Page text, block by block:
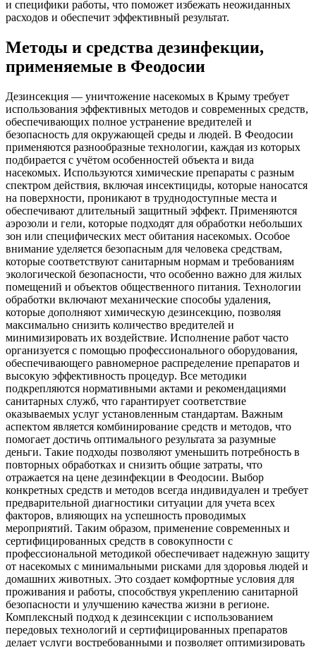
и специфики работы, что поможет избежать неожиданных
расходов и обеспечит эффективный результат.
Методы и средства дезинфекции,
применяемые в Феодосии
Дезинсекция — уничтожение насекомых в Крыму требует
использования эффективных методов и современных средств,
обеспечивающих полное устранение вредителей и
безопасность для окружающей среды и людей. В Феодосии
применяются разнообразные технологии, каждая из которых
подбирается с учётом особенностей объекта и вида
насекомых. Используются химические препараты с разным
спектром действия, включая инсектициды, которые наносатся
на поверхности, проникают в труднодоступные места и
обеспечивают длительный защитный эффект. Применяются
аэрозоли и гели, которые подходят для обработки небольших
зон или специфических мест обитания насекомых. Особое
внимание уделяется безопасным для человека средствам,
которые соответствуют санитарным нормам и требованиям
экологической безопасности, что особенно важно для жилых
помещений и объектов общественного питания. Технологии
обработки включают механические способы удаления,
которые дополняют химическую дезинсекцию, позволяя
максимально снизить количество вредителей и
минимизировать их воздействие. Исполнение работ часто
организуется с помощью профессионального оборудования,
обеспечивающего равномерное распределение препаратов и
высокую эффективность процедур. Все методики
подкрепляются нормативными актами и рекомендациями
санитарных служб, что гарантирует соответствие
оказываемых услуг установленным стандартам. Важным
аспектом является комбинирование средств и методов, что
помогает достичь оптимального результата за разумные
деньги. Такие подходы позволяют уменьшить потребность в
повторных обработках и снизить общие затраты, что
отражается на цене дезинфекции в Феодосии. Выбор
конкретных средств и методов всегда индивидуален и требует
предварительной диагностики ситуации для учета всех
факторов, влияющих на успешность проводимых
мероприятий. Таким образом, применение современных и
сертифицированных средств в совокупности с
профессиональной методикой обеспечивает надежную защиту
от насекомых с минимальными рисками для здоровья людей и
домашних животных. Это создает комфортные условия для
проживания и работы, способствуя укреплению санитарной
безопасности и улучшению качества жизни в регионе.
Комплексный подход к дезинсекции с использованием
передовых технологий и сертифицированных препаратов
делает услуги востребованными и позволяет оптимизировать